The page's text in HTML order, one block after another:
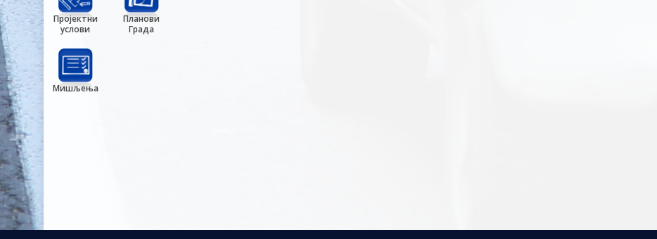
Пројектни
услови
Планови
Града
Мишљења